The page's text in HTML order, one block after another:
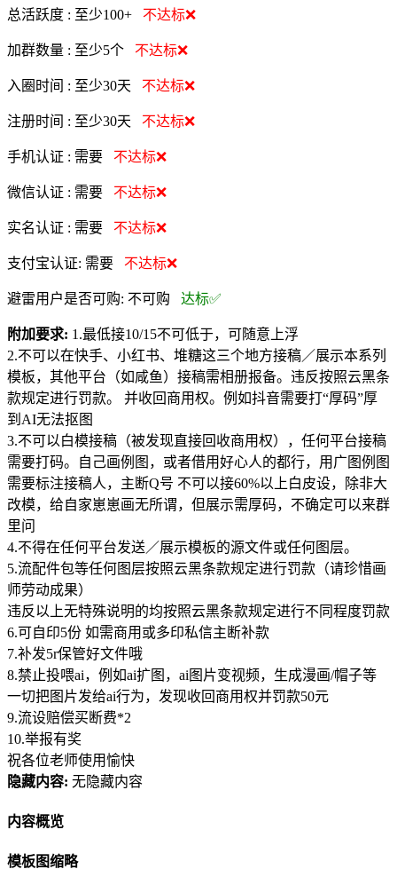
总活跃度 : 至少100+ 不达标❌
加群数量 : 至少5个 不达标❌
入圈时间 : 至少30天 不达标❌
注册时间 : 至少30天 不达标❌
手机认证 : 需要 不达标❌
微信认证 : 需要 不达标❌
实名认证 : 需要 不达标❌
支付宝认证: 需要 不达标❌
避雷用户是否可购: 不可购 达标✅
附加要求: 1.最低接10/15不可低于，可随意上浮
2.不可以在快手、小红书、堆糖这三个地方接稿／展示本系列
模板，其他平台（如咸鱼）接稿需相册报备。违反按照云黑条
款规定进行罚款。 并收回商用权。例如抖音需要打“厚码”厚
到AI无法抠图
3.不可以白模接稿（被发现直接回收商用权），任何平台接稿
需要打码。自己画例图，或者借用好心人的都行，用广图例图
需要标注接稿人，主断Q号 不可以接60%以上白皮设，除非大
改模，给自家崽崽画无所谓，但展示需厚码，不确定可以来群
里问
4.不得在任何平台发送／展示模板的源文件或任何图层。
5.流配件包等任何图层按照云黑条款规定进行罚款（请珍惜画
师劳动成果）
违反以上无特殊说明的均按照云黑条款规定进行不同程度罚款
6.可自印5份 如需商用或多印私信主断补款
7.补发5r保管好文件哦
8.禁止投喂ai，例如ai扩图，ai图片变视频，生成漫画/帽子等
一切把图片发给ai行为，发现收回商用权并罚款50元
9.流设赔偿买断费*2
10.举报有奖
祝各位老师使用愉快
隐藏内容: 无隐藏内容
内容概览
模板图缩略